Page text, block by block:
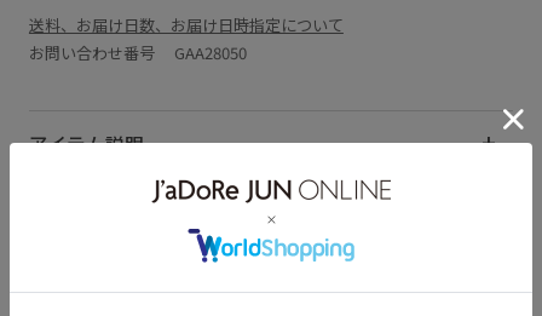
送料、お届け日数、お届け日時指定について
お問い合わせ番号 GAA28050
アイテム説明
サイズ・素材・お手入れ方法